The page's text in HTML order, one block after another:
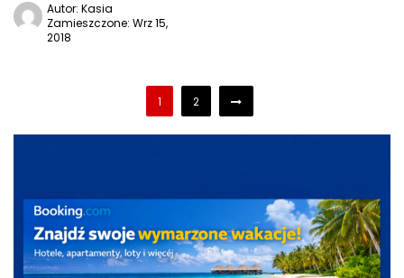
Autor: Kasia
Zamieszczone: Wrz 15,
2018
1 2